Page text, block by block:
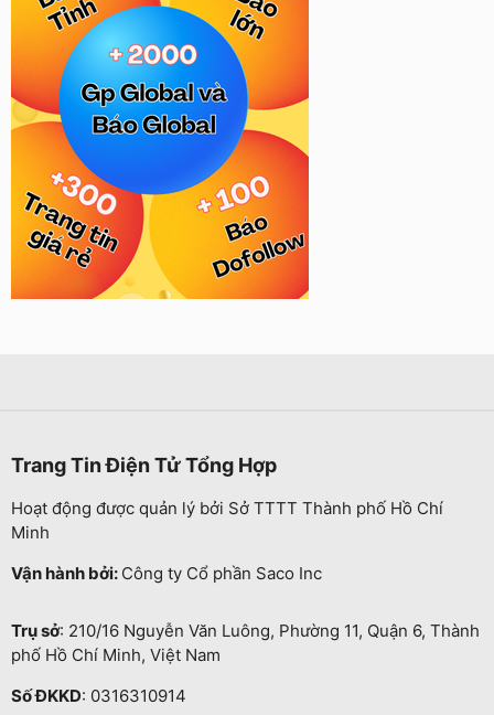
Trang Tin Điện Tử Tổng Hợp
Hoạt động được quản lý bởi Sở TTTT Thành phố Hồ Chí
Minh
Vận hành bởi: Công ty Cổ phần Saco Inc
Trụ sở: 210/16 Nguyễn Văn Luông, Phường 11, Quận 6, Thành
phố Hồ Chí Minh, Việt Nam
Số ĐKKD: 0316310914